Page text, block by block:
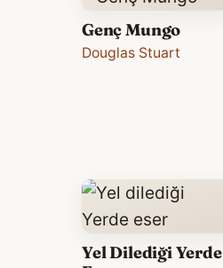
Genç Mungo
Douglas Stuart
Yel Dilediği Yerde